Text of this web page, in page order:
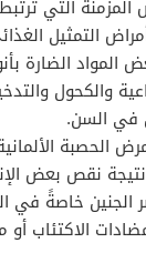
المزمنة التي
التمثيل
الضارة
والكحول
في السن.
الحصبة
نقص بعض
الجنين خاصةً في
الاكتئاب